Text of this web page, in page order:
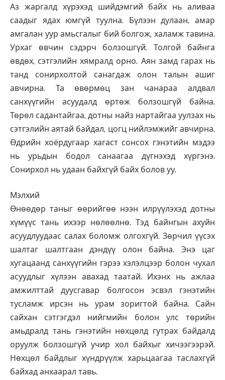
Аз жаргалд хүрэхэд шийдэмгий байх нь аливаа
саадыг ядах юмгүй туулна. Бүлээн дулаан, амар
амгалан уур амьсгалыг бий болгож, халамж тавина.
Урхаг өвчин сэдэрч болзошгүй. Толгой байнга
өвдөх, сэтгэлийн хямралд орно. Аян замд гарах нь
танд сонирхолтой санагдаж олон талын ашиг
авчирна. Та өвөрмөц зан чанараа алдвал
санхүүгийн асуудалд өртөж болзошгүй байна.
Төрөл садантайгаа, дотны найз нартайгаа уулзах нь
сэтгэлийн аятай байдал, цогц нийлэмжийг авчирна.
Өдрийн хоёрдугаар хагаст сонсох гэнэтийн мэдээ
нь урьдын бодол санаагаа дүгнэхэд хүргэнэ.
Сонирхол нь удаан байхгүй байх болов уу.
Мэлхий
Өнөөдөр таныг өөрийгөө нээн илрүүлэхэд дотны
хүмүүс тань ихээр нөлөөлнө. Тэд байнгын ахуйн
асуудлуудаас салах боломж олгохгүй. Зөрчил үүсэх
шалтаг шалтгаан дэндүү олон байна. Энэ цаг
хугацаанд санхүүгийн гэрээ хэлэлцээр болон чухал
асуудлыг хүлээн авахад таатай. Ихэнх нь ажлаа
амжилттай дуусгавар болгосон эсвэл гэнэтийн
тусламж ирсэн нь урам зоригтой байна. Сайн
сайхан сэтгэгдэл нийгмийн болон улс төрийн
амьдралд тань гэнэтийн нөхцөлд гутрах байдалд
оруулж болзошгүй учир хол байхыг хичээгээрэй.
Нөхцөл байдлыг хүндрүүлж харьцаагаа таслахгүй
байхад анхаарал тавь.